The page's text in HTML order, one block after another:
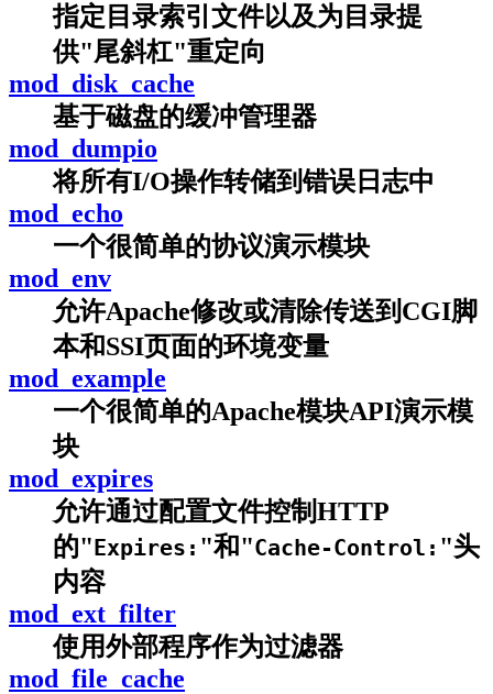
指定目录索引文件以及为目录提
供"尾斜杠"重定向
mod_disk_cache
基于磁盘的缓冲管理器
mod_dumpio
将所有I/O操作转储到错误日志中
mod_echo
一个很简单的协议演示模块
mod_env
允许Apache修改或清除传送到CGI脚
本和SSI页面的环境变量
mod_example
一个很简单的Apache模块API演示模
块
mod_expires
允许通过配置文件控制HTTP
的" Expires: "和"Cache-Control: "头
内容
mod_ext_filter
使用外部程序作为过滤器
mod_file_cache